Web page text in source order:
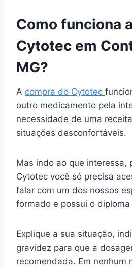
Como funciona
Cytotec em
MG?
A compra do Cytotec
outro medicamento pela
necessidade de uma
situações desconfortáveis.
Mas indo ao que interessa,
Cytotec você só precisa
falar com um dos nossos
formado e possui o
Explique a sua situação,
gravidez para que a
recomendada. Em nenhum